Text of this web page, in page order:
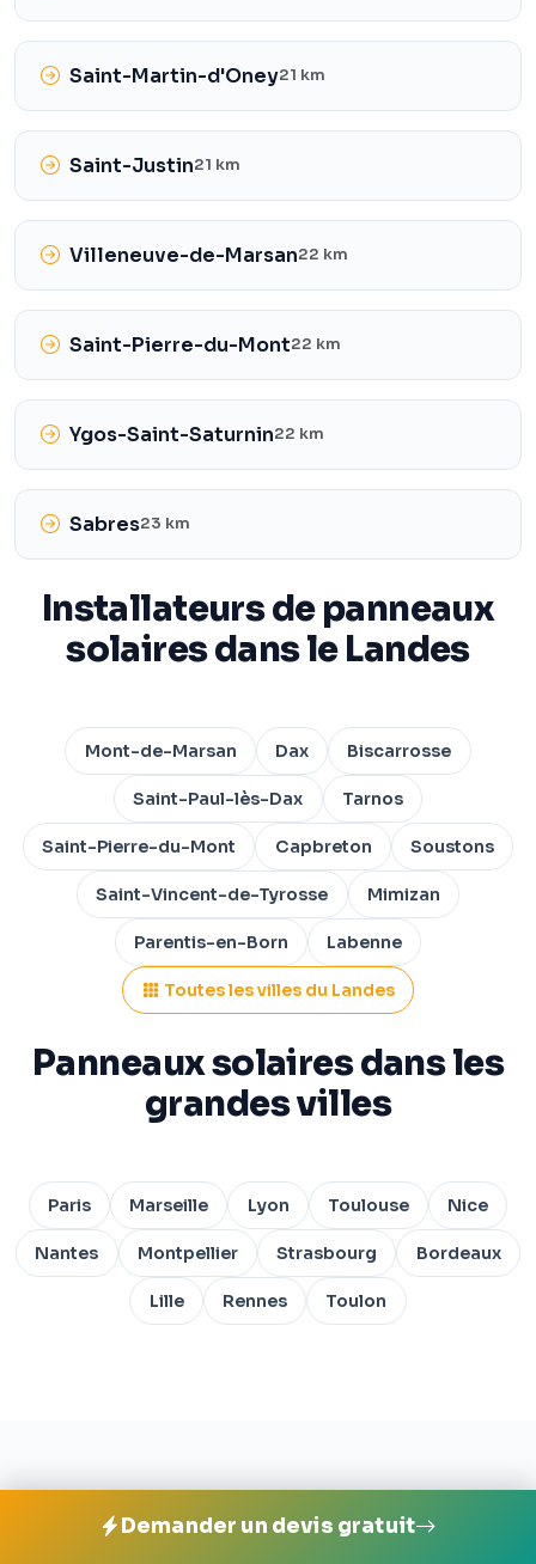
Installer des panneaux
Saint-Martin-d'Oney21 km
Saint-Justin21 km
Villeneuve-de-Marsan22 km
Saint-Pierre-du-Mont22 km
Ygos-Saint-Saturnin22 km
Sabres23 km
Installateurs de panneaux
solaires dans le Landes
Mont-de-Marsan Dax Biscarrosse
Saint-Paul-lès-Dax Tarnos
Saint-Pierre-du-Mont Capbreton Soustons
Saint-Vincent-de-Tyrosse Mimizan
Parentis-en-Born Labenne
Toutes les villes du Landes
Panneaux solaires dans les
grandes villes
Paris Marseille Lyon Toulouse Nice
Nantes Montpellier Strasbourg Bordeaux
Lille Rennes Toulon
Demander un devis gratuit